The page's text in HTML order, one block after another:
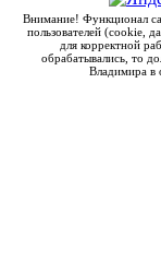
Внимание! Функционал
пользователей (cookie,
для корректной
обрабатывались, то
Владимира в